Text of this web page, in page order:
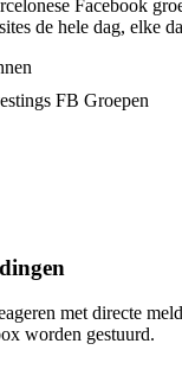
Facebook
de hele dag, elke
FB Groepen
met directe
worden gestuurd.